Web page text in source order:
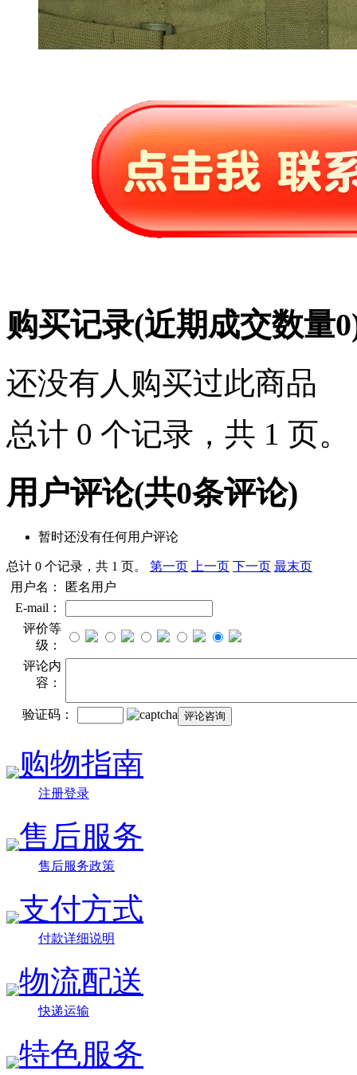
购买记录(近期成交数量0
还没有人购买过此商品
总计 0 个记录，共 1 页。
用户评论(共0条评论)
暂时还没有任何用户评论
总计 0 个记录，共 1 页。 第一页 上一页 下一页 最末页
用户名：
匿名用户
E-mail：
评价等
级：
评论内
容：
验证码：
购物指南
注册登录
售后服务
售后服务政策
支付方式
付款详细说明
物流配送
快递运输
特色服务